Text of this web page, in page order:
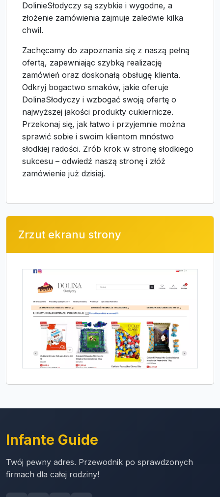
DolinieSłodyczy są szybkie i wygodne, a
złożenie zamówienia zajmuje zaledwie kilka
chwil.
Zachęcamy do zapoznania się z naszą pełną
ofertą, zapewniając szybką realizację
zamówień oraz doskonałą obsługę klienta.
Odkryj bogactwo smaków, jakie oferuje
DolinaSłodyczy i wzbogać swoją ofertę o
najwyższej jakości produkty cukiernicze.
Przekonaj się, jak łatwo i przyjemnie można
sprawić sobie i swoim klientom mnóstwo
słodkiej radości. Zrób krok w stronę słodkiego
sukcesu – odwiedź naszą stronę i złóż
zamówienie już dzisiaj.
Zrzut ekranu strony
Infante Guide
Twój pewny adres. Przewodnik po sprawdzonych
firmach dla całej rodziny!